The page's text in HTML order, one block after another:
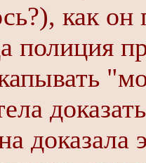
как он
полиция